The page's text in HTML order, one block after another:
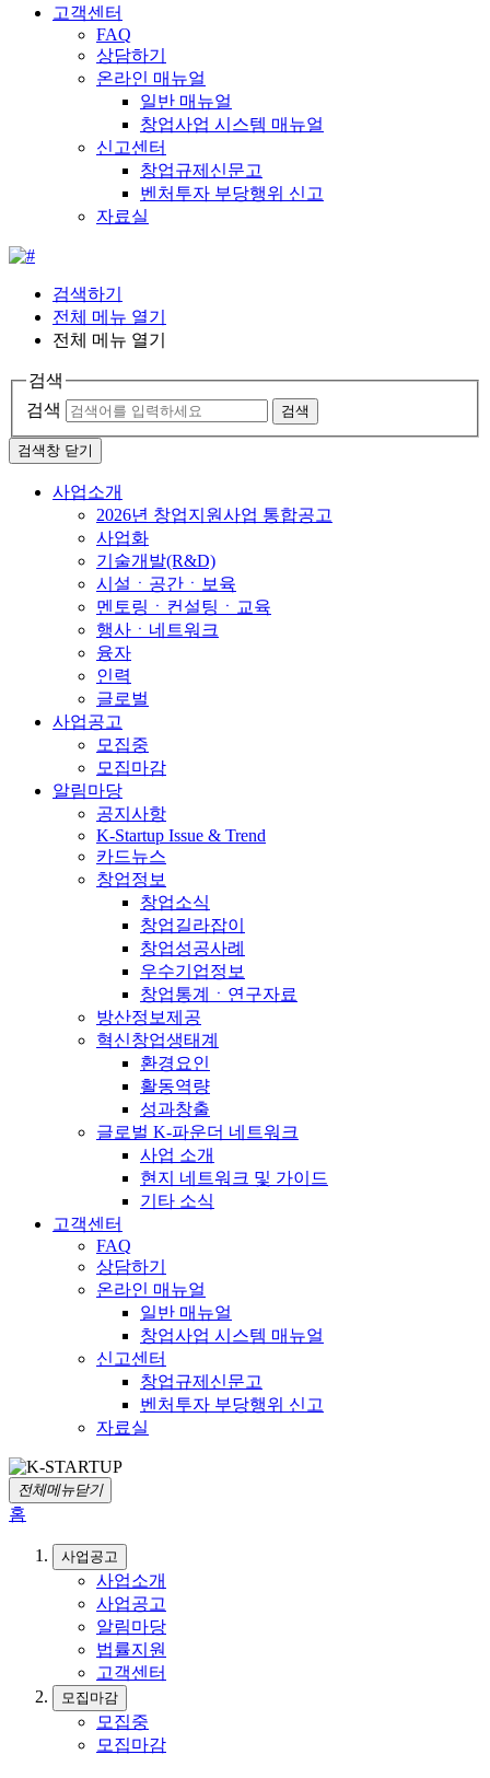
고객센터
FAQ
상담하기
온라인 매뉴얼
일반 매뉴얼
창업사업 시스템 매뉴얼
신고센터
창업규제신문고
벤처투자 부당행위 신고
자료실
검색하기
전체 메뉴 열기
전체 메뉴 열기
검색
검색
검색
검색창 닫기
사업소개
2026년 창업지원사업 통합공고
사업화
기술개발(R&D)
시설ㆍ공간ㆍ보육
멘토링ㆍ컨설팅ㆍ교육
행사ㆍ네트워크
융자
인력
글로벌
사업공고
모집중
모집마감
알림마당
공지사항
K-Startup Issue & Trend
카드뉴스
창업정보
창업소식
창업길라잡이
창업성공사례
우수기업정보
창업통계ㆍ연구자료
방산정보제공
혁신창업생태계
환경요인
활동역량
성과창출
글로벌 K-파운더 네트워크
사업 소개
현지 네트워크 및 가이드
기타 소식
고객센터
FAQ
상담하기
온라인 매뉴얼
일반 매뉴얼
창업사업 시스템 매뉴얼
신고센터
창업규제신문고
벤처투자 부당행위 신고
자료실
전체메뉴닫기
홈
사업공고
사업소개
사업공고
알림마당
법률지원
고객센터
모집마감
모집중
모집마감